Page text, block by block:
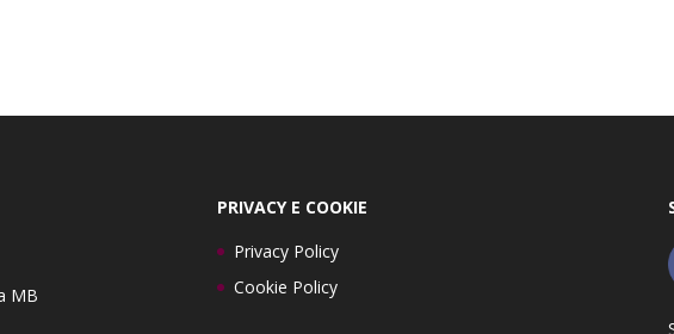
MB
PRIVACY E COOKIE
Privacy Policy
Cookie Policy